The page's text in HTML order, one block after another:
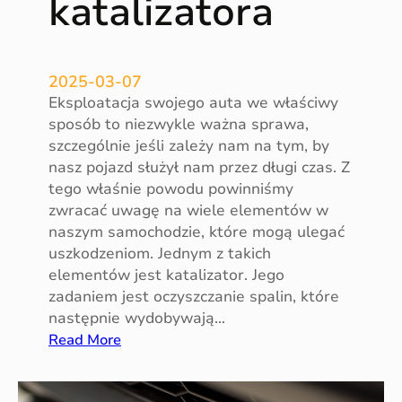
n
a
z
o
n
l
e
t
n
i
katalizatora
2025-03-07
Eksploatacja swojego auta we właściwy
sposób to niezwykle ważna sprawa,
szczególnie jeśli zależy nam na tym, by
nasz pojazd służył nam przez długi czas. Z
tego właśnie powodu powinniśmy
zwracać uwagę na wiele elementów w
naszym samochodzie, które mogą ulegać
uszkodzeniom. Jednym z takich
elementów jest katalizator. Jego
zadaniem jest oczyszczanie spalin, które
następnie wydobywają…
Read More:
k